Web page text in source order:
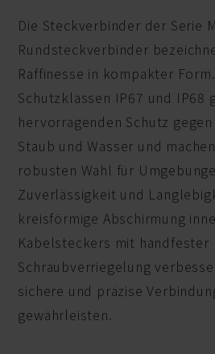
Die Steckverbinder der Serie
Rundsteckverbinder
Raffinesse in kompakter
Schutzklassen IP67 und IP68
hervorragenden Schutz
Staub und Wasser und
robusten Wahl für
Zuverlässigkeit und
kreisförmige Abschirmung
Kabelsteckers mit handfester
Schraubverriegelung
sichere und präzise
gewährleisten.